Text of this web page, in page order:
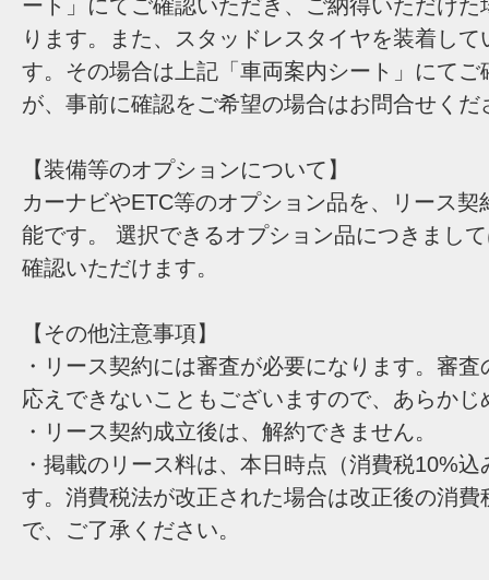
ート」にてご確認いただき、ご納得いただけ
ります。また、スタッドレスタイヤを装着し
す。その場合は上記「車両案内シート」にてご
が、事前に確認をご希望の場合はお問合せくだ
【装備等のオプションについて】
カーナビやETC等のオプション品を、リース契
能です。 選択できるオプション品につきまし
確認いただけます。
【その他注意事項】
・リース契約には審査が必要になります。審
応えできないこともございますので、あらか
・リース契約成立後は、解約できません。
・掲載のリース料は、本日時点（消費税10%
す。消費税法が改正された場合は改正後の消費
で、ご了承ください。